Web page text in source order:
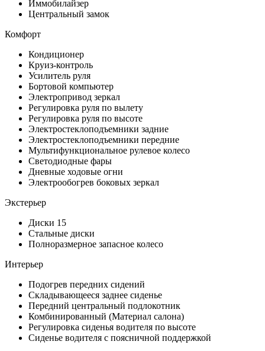
Иммобилайзер
Центральный замок
Комфорт
Кондиционер
Круиз-контроль
Усилитель руля
Бортовой компьютер
Электропривод зеркал
Регулировка руля по вылету
Регулировка руля по высоте
Электростеклоподъемники задние
Электростеклоподъемники передние
Мультифункциональное рулевое колесо
Светодиодные фары
Дневные ходовые огни
Электрообогрев боковых зеркал
Экстерьер
Диски 15
Стальные диски
Полноразмерное запасное колесо
Интерьер
Подогрев передних сидений
Складывающееся заднее сиденье
Передний центральный подлокотник
Комбинированный (Материал салона)
Регулировка сиденья водителя по высоте
Сиденье водителя с поясничной поддержкой